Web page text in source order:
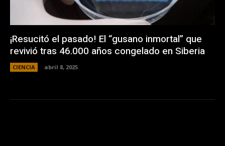
¡Resucitó el pasado! El “gusano inmortal” que
revivió tras 46.000 años congelado en Siberia
CIENCIA abril 8, 2025